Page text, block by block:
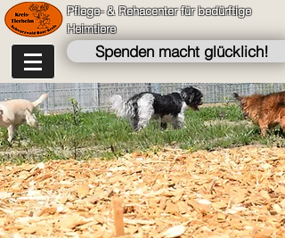
Pflege- & Rehacenter für bedürftige
Heimtiere
Spenden macht glücklich!